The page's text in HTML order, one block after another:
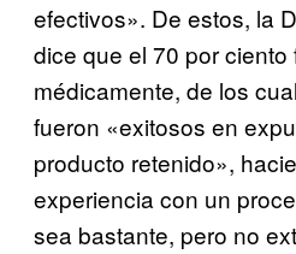
efectivos». De estos, la
dice que el 70 por
médicamente, de los
fueron «exitosos en
producto retenido»,
experiencia con un
sea bastante, pero no